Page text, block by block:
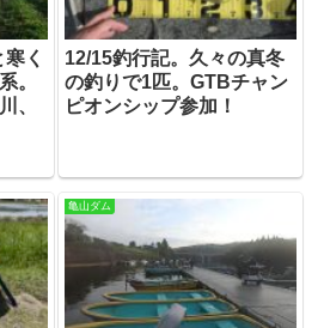
く
。
、
12/15釣行記。久々の真冬
の釣りで1匹。GTBチャン
ピオンシップ参加！
亀山ダム